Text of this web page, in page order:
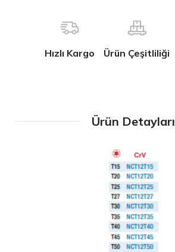
Hızlı Kargo Ürün Çeşitliliği
Ürün Detayları